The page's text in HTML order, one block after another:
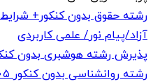
رشته حقوق بدون کنکور+
آزاد/پیام نور/ علمی کاربردی
پذیرش رشته هوشبری بدون